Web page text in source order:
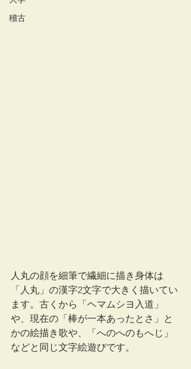
稽古
人丸の顔を細筆で繊細に描き身体は
「人丸」の漢字2文字で大きく描いてい
ます。古くから「ヘマムシヨ入道」
や、現在の「棒が一本あったとさ」と
かの絵描き歌や、「へのへのもへじ」
などと同じ文字絵遊びです。